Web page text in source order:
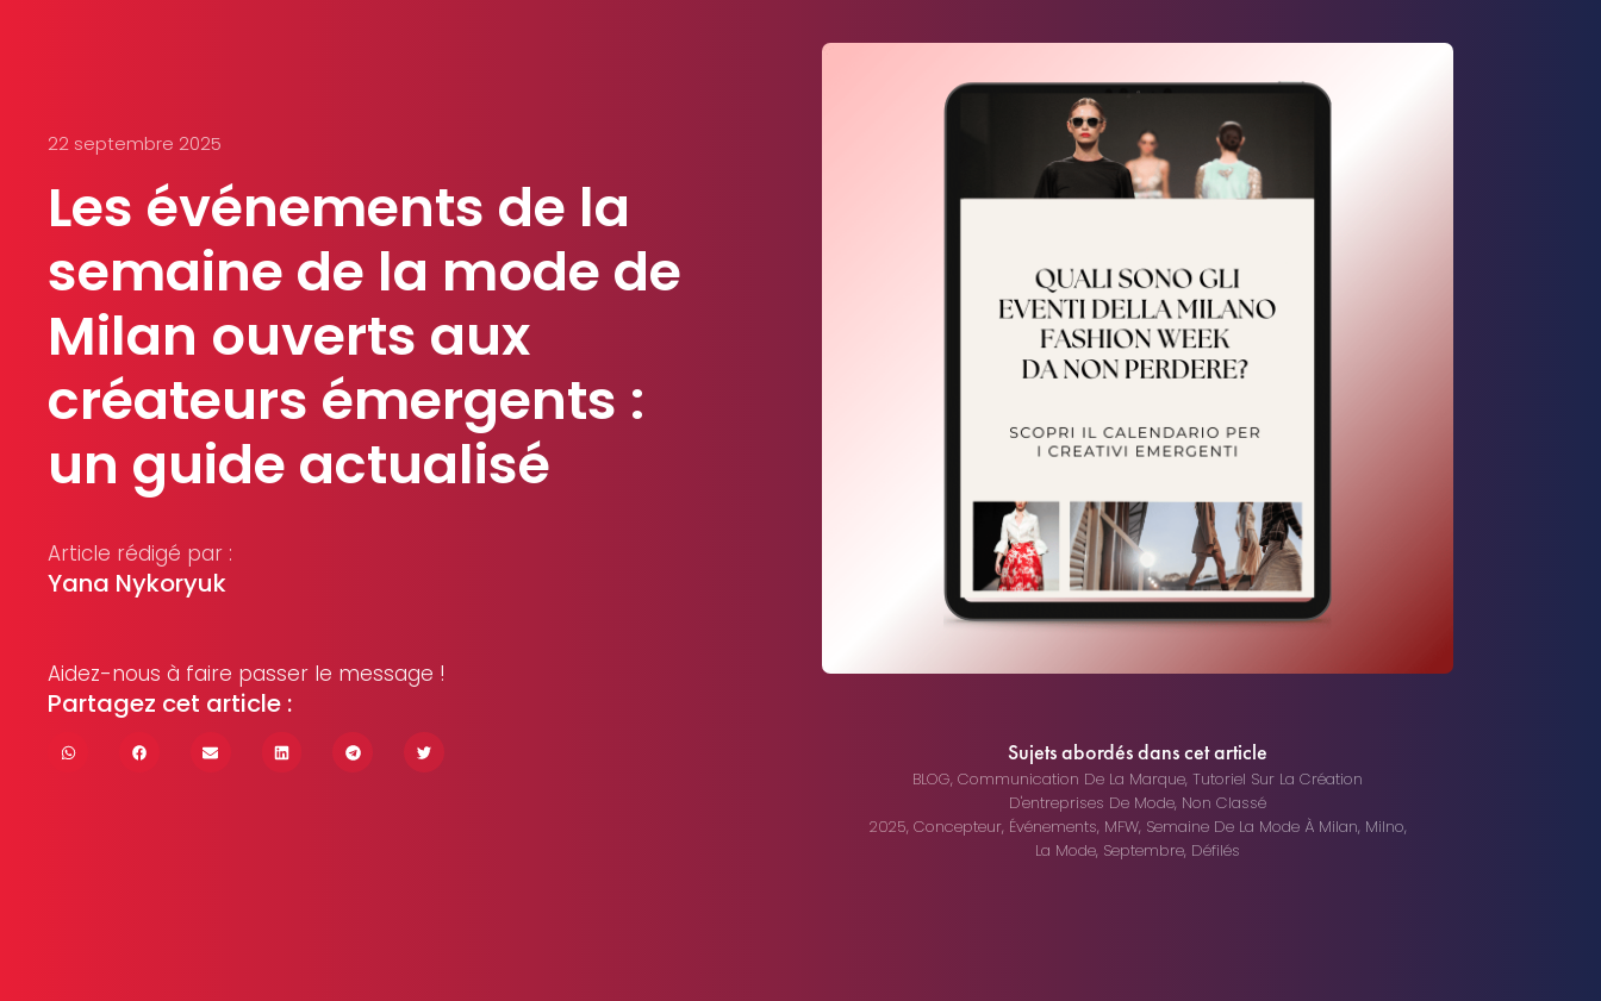
22 septembre 2025
Les événements de la
semaine de la mode de
Milan ouverts aux
créateurs émergents :
un guide actualisé
Article rédigé par :
Yana Nykoryuk
Aidez-nous à faire passer le message !
Partagez cet article :
Sujets abordés dans cet article
BLOG,Communication De La Marque,Tutoriel Sur La Création
D'entreprises De Mode, Non Classé
2025, Concepteur, Événements, MFW, Semaine De La Mode À Milan, Milno,
La Mode, Septembre, Défilés